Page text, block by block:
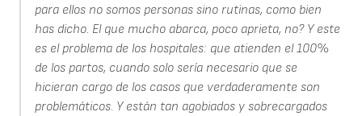
para ellos no somos personas sino rutinas, como bien
has dicho. El que mucho abarca, poco aprieta, no? Y este
es el problema de los hospitales: que atienden el 100%
de los partos, cuando solo sería necesario que se
hicieran cargo de los casos que verdaderamente son
problemáticos. Y están tan agobiados y sobrecargados